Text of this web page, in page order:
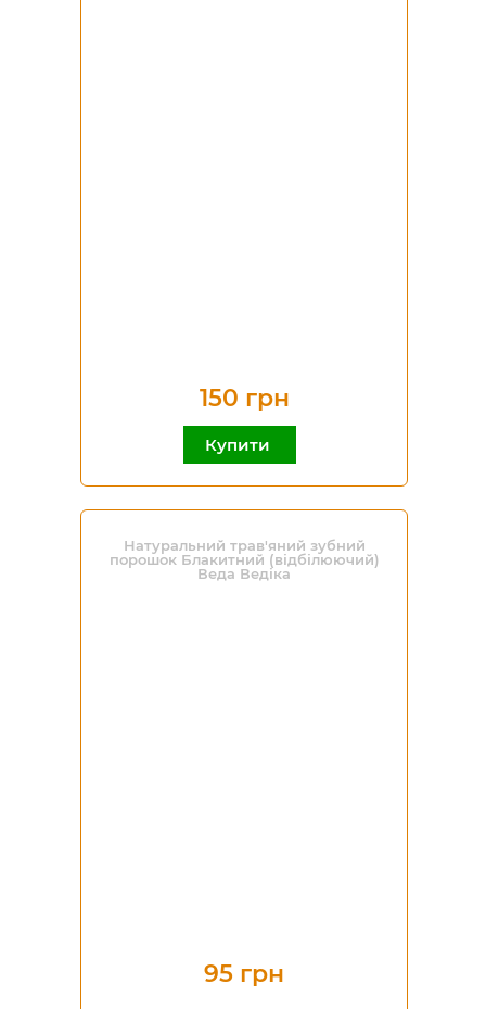
150 грн
Купити
Натуральний трав'яний зубний
порошок Блакитний (відбілюючий)
Веда Ведіка
95 грн